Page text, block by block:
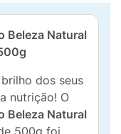
Beleza Natural
dos seus
nutrição! O
Beleza Natural
500g foi